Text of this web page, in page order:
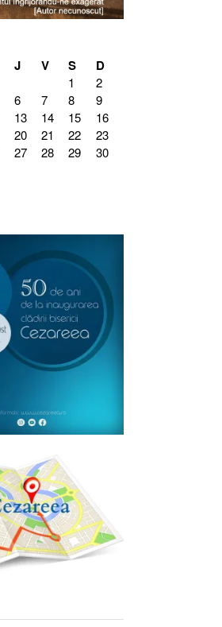
J V S D
1
2
6 7 8
9
13 14 15
16
20 21 22
23
27 28 29
30